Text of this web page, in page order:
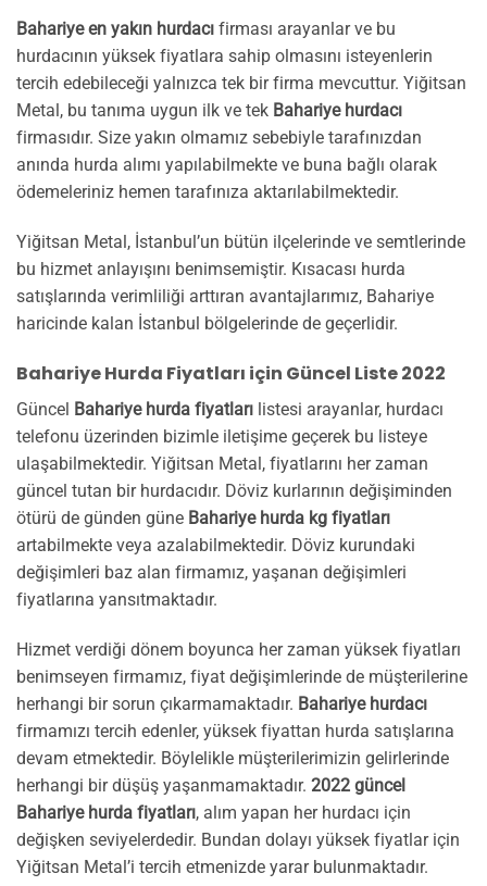
Bahariye en yakın hurdacı firması arayanlar ve bu
hurdacının yüksek fiyatlara sahip olmasını isteyenlerin
tercih edebileceği yalnızca tek bir firma mevcuttur. Yiğitsan
Metal, bu tanıma uygun ilk ve tek Bahariye hurdacı
firmasıdır. Size yakın olmamız sebebiyle tarafınızdan
anında hurda alımı yapılabilmekte ve buna bağlı olarak
ödemeleriniz hemen tarafınıza aktarılabilmektedir.
Yiğitsan Metal, İstanbul’un bütün ilçelerinde ve semtlerinde
bu hizmet anlayışını benimsemiştir. Kısacası hurda
satışlarında verimliliği arttıran avantajlarımız, Bahariye
haricinde kalan İstanbul bölgelerinde de geçerlidir.
Bahariye Hurda Fiyatları için Güncel Liste 2022
Güncel Bahariye hurda fiyatları listesi arayanlar, hurdacı
telefonu üzerinden bizimle iletişime geçerek bu listeye
ulaşabilmektedir. Yiğitsan Metal, fiyatlarını her zaman
güncel tutan bir hurdacıdır. Döviz kurlarının değişiminden
ötürü de günden güne Bahariye hurda kg fiyatları
artabilmekte veya azalabilmektedir. Döviz kurundaki
değişimleri baz alan firmamız, yaşanan değişimleri
fiyatlarına yansıtmaktadır.
Hizmet verdiği dönem boyunca her zaman yüksek fiyatları
benimseyen firmamız, fiyat değişimlerinde de müşterilerine
herhangi bir sorun çıkarmamaktadır. Bahariye hurdacı
firmamızı tercih edenler, yüksek fiyattan hurda satışlarına
devam etmektedir. Böylelikle müşterilerimizin gelirlerinde
herhangi bir düşüş yaşanmamaktadır. 2022 güncel
Bahariye hurda fiyatları, alım yapan her hurdacı için
değişken seviyelerdedir. Bundan dolayı yüksek fiyatlar için
Yiğitsan Metal’i tercih etmenizde yarar bulunmaktadır.